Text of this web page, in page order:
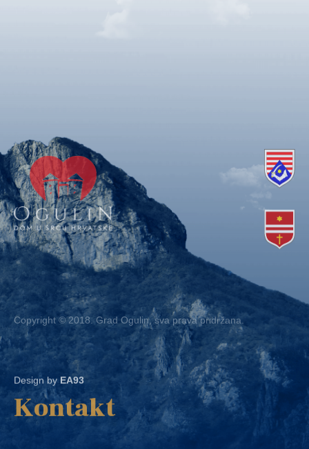
Copyright © 2018. Grad Ogulin, sva prava pridržana.
EA93
Kontakt